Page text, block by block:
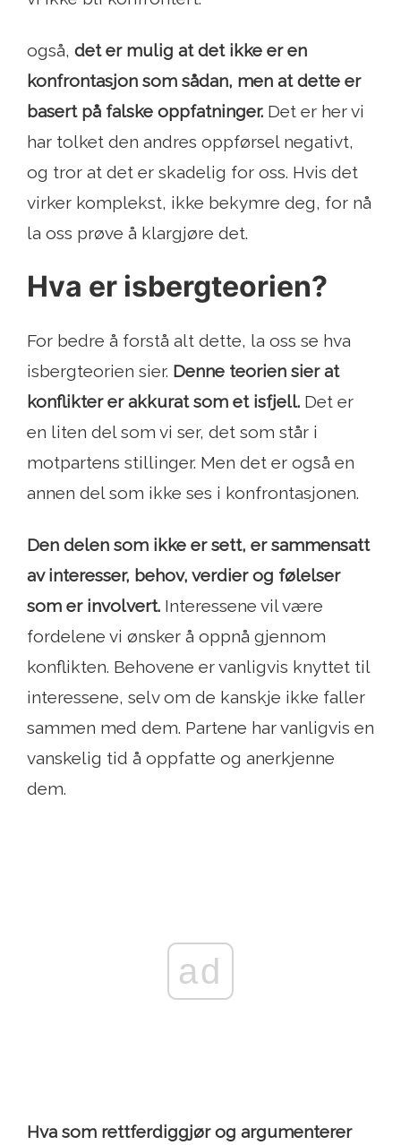
også, det er mulig at det ikke er en
konfrontasjon som sådan, men at dette er
basert på falske oppfatninger. Det er her vi
har tolket den andres oppførsel negativt,
og tror at det er skadelig for oss. Hvis det
virker komplekst, ikke bekymre deg, for nå
la oss prøve å klargjøre det.
Hva er isbergteorien?
For bedre å forstå alt dette, la oss se hva
isbergteorien sier. Denne teorien sier at
konflikter er akkurat som et isfjell. Det er
en liten del som vi ser, det som står i
motpartens stillinger. Men det er også en
annen del som ikke ses i konfrontasjonen.
Den delen som ikke er sett, er sammensatt
av interesser, behov, verdier og følelser
som er involvert. Interessene vil være
fordelene vi ønsker å oppnå gjennom
konflikten. Behovene er vanligvis knyttet til
interessene, selv om de kanskje ikke faller
sammen med dem. Partene har vanligvis en
vanskelig tid å oppfatte og anerkjenne
dem.
ad
Hva som rettferdiggjør og argumenterer